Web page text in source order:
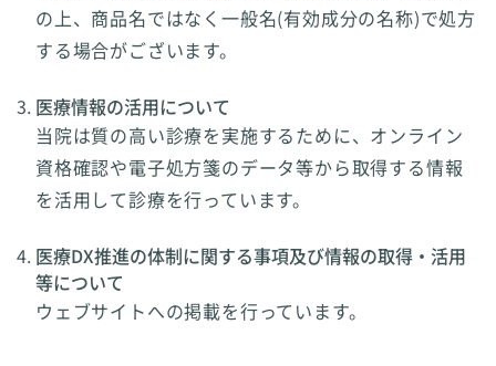
の上、商品名ではなく一般名(有効成分の名称)で処方
する場合がございます。
医療情報の活用について
当院は質の高い診療を実施するために、オンライン
資格確認や電子処方箋のデータ等から取得する情報
を活用して診療を行っています。
医療DX推進の体制に関する事項及び情報の取得・活用
等について
ウェブサイトへの掲載を行っています。